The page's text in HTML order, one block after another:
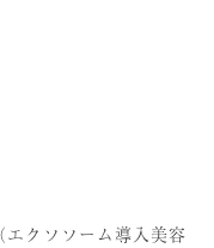
クソソーム導入美容